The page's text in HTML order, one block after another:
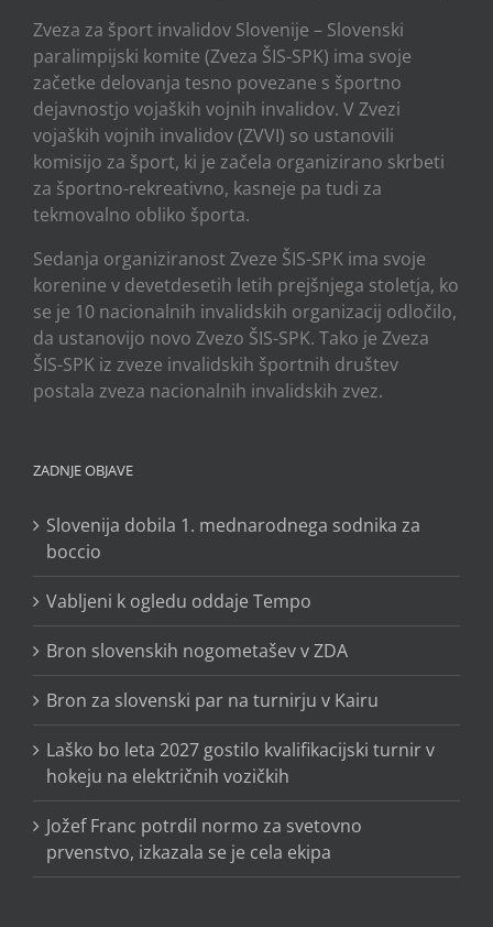
Zveza za šport invalidov Slovenije – Slovenski
paralimpijski komite (Zveza ŠIS-SPK) ima svoje
začetke delovanja tesno povezane s športno
dejavnostjo vojaških vojnih invalidov. V Zvezi
vojaških vojnih invalidov (ZVVI) so ustanovili
komisijo za šport, ki je začela organizirano skrbeti
za športno-rekreativno, kasneje pa tudi za
tekmovalno obliko športa.
Sedanja organiziranost Zveze ŠIS-SPK ima svoje
korenine v devetdesetih letih prejšnjega stoletja, ko
se je 10 nacionalnih invalidskih organizacij odločilo,
da ustanovijo novo Zvezo ŠIS-SPK. Tako je Zveza
ŠIS-SPK iz zveze invalidskih športnih društev
postala zveza nacionalnih invalidskih zvez.
ZADNJE OBJAVE
Slovenija dobila 1. mednarodnega sodnika za
boccio
Vabljeni k ogledu oddaje Tempo
Bron slovenskih nogometašev v ZDA
Bron za slovenski par na turnirju v Kairu
Laško bo leta 2027 gostilo kvalifikacijski turnir v
hokeju na električnih vozičkih
Jožef Franc potrdil normo za svetovno
prvenstvo, izkazala se je cela ekipa